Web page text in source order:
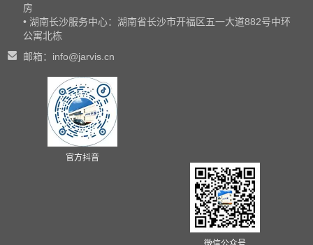
房
• 湖南长沙服务中心：湖南省长沙市开福区五一大道882号中环
公寓北栋
邮箱：info@jarvis.cn
官方抖音